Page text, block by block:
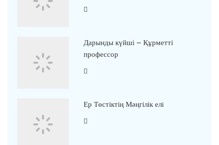
Дарынды күйші – Құрметті
профессор
Ер Төстіктің Мәңгілік елі